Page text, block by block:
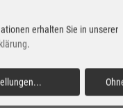
auszubremsen.
Fahrzeug und
erhalten Sie in unserer
.
...